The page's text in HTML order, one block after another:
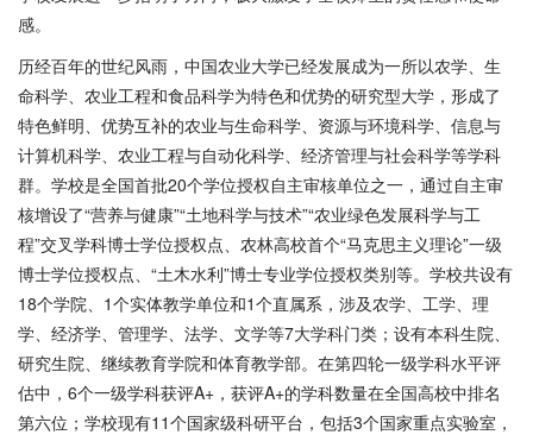
感。
历经百年的世纪风雨，中国农业大学已经发展成为一所以农学、生
命科学、农业工程和食品科学为特色和优势的研究型大学，形成了
特色鲜明、优势互补的农业与生命科学、资源与环境科学、信息与
计算机科学、农业工程与自动化科学、经济管理与社会科学等学科
群。学校是全国首批20个学位授权自主审核单位之一，通过自主审
核增设了“营养与健康”“土地科学与技术”“农业绿色发展科学与工
程”交叉学科博士学位授权点、农林高校首个“马克思主义理论”一级
博士学位授权点、“土木水利”博士专业学位授权类别等。学校共设有
18个学院、1个实体教学单位和1个直属系，涉及农学、工学、理
学、经济学、管理学、法学、文学等7大学科门类；设有本科生院、
研究生院、继续教育学院和体育教学部。在第四轮一级学科水平评
估中，6个一级学科获评A+，获评A+的学科数量在全国高校中排名
第六位；学校现有11个国家级科研平台，包括3个国家重点实验室，